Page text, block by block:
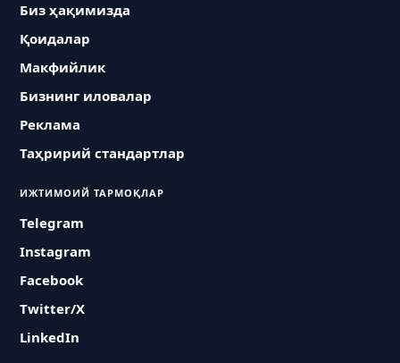
Биз ҳақимизда
Қоидалар
Макфийлик
Бизнинг иловалар
Реклама
Таҳририй стандартлар
ИЖТИМОИЙ ТАРМОҚЛАР
Telegram
Instagram
Facebook
Twitter/X
LinkedIn